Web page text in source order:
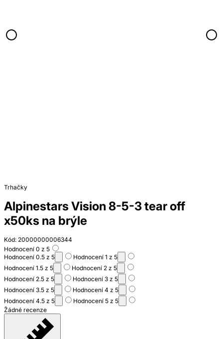
Trhačky
Alpinestars Vision 8-5-3 tear off
x50ks na brýle
Kód: 20000000006344
Hodnocení 0 z 5
Hodnocení 0.5 z 5
Hodnocení 1 z 5
Hodnocení 1.5 z 5
Hodnocení 2 z 5
Hodnocení 2.5 z 5
Hodnocení 3 z 5
Hodnocení 3.5 z 5
Hodnocení 4 z 5
Hodnocení 4.5 z 5
Hodnocení 5 z 5
Žádné recenze